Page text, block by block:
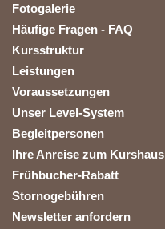
Fotogalerie
Häufige Fragen - FAQ
Kursstruktur
Leistungen
Voraussetzungen
Unser Level-System
Begleitpersonen
Ihre Anreise zum Kurshaus
Frühbucher-Rabatt
Stornogebühren
Newsletter anfordern